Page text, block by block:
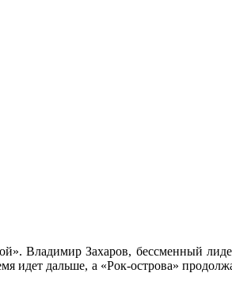
Владимир Захаров, бессменный
дальше, а «Рок-острова»